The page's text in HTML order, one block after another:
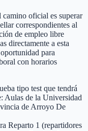
oficial es superar
correspondientes al
de empleo libre
directamente a esta
para
con horarios
tipo test que tendrá
Aulas de la Universidad
de Arroyo De
Reparto 1 (repartidores